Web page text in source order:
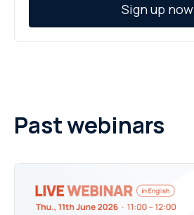
Sign up now
Past webinars